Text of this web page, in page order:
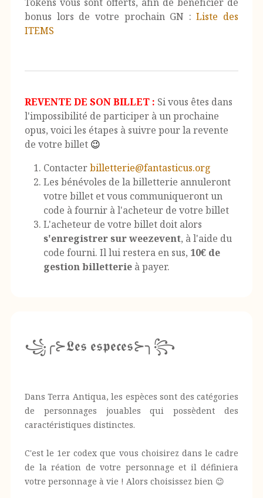
bonus lors de votre prochain GN :Liste des
ITEMS
REVENTE DE SON BILLET : Si vous êtes dans
l'impossibilité de participer à un prochaine
opus, voici les étapes à suivre pour la revente
de votre billet 😉
Contacterbilletterie@fantasticus.org
Les bénévoles de la billetterie annuleront
votre billet et vous communiqueront un
code à fournir à l'acheteur de votre billet
L'acheteur de votre billet doit alors
s'enregistrer sur weezevent, à l'aide du
code fourni. Il lui restera en sus, 10€ de
gestion billetterie à payer.
꧁╭⊱𝕷𝖊𝖘 𝖊𝖘𝖕𝖊𝖈𝖊𝖘⊱╮꧂
Dans Terra Antiqua, les espèces sont des catégories
de personnages jouables qui possèdent des
caractéristiques distinctes.
C'est le 1er codex que vous choisirez dans le cadre
de la réation de votre personnage et il définiera
votre personnage à vie ! Alors choisissez bien 😉